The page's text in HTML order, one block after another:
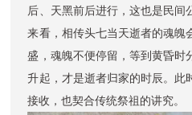
后、天黑前后进行，这也是民间
来看，相传头七当天逝者的魂魄
盛，魂魄不便停留，等到黄昏时
升起，才是逝者归家的时辰。此
接收，也契合传统祭祖的讲究。